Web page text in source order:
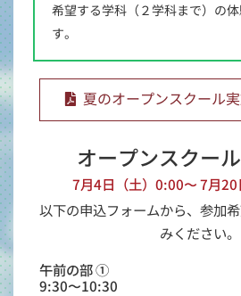
希望する学科（２学科まで）の
す。
夏のオープンスクール実
オープンスクー
7月4日（土）0:00〜 7月
以下の申込フォームから、参加
みください。
午前の部 ①
9:30〜10:30